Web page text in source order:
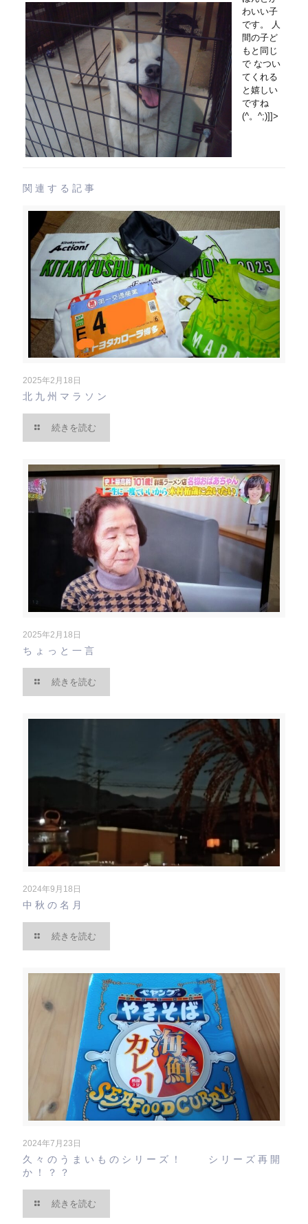
わいい子
です。 人
間の子ど
もと同じ
で なつい
てくれる
と嬉しい
ですね
(^。^;)]]>
関連する記事
2025年2月18日
北九州マラソン
続きを読む
2025年2月18日
ちょっと一言
続きを読む
2024年9月18日
中秋の名月
続きを読む
2024年7月23日
久々のうまいものシリーズ！ シリーズ再開
か！？？
続きを読む